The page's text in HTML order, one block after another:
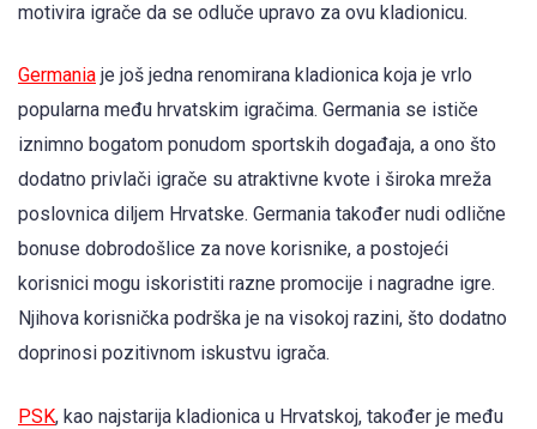
motivira igrače da se odluče upravo za ovu kladionicu.
Germania je još jedna renomirana kladionica koja je vrlo
popularna među hrvatskim igračima. Germania se ističe
iznimno bogatom ponudom sportskih događaja, a ono što
dodatno privlači igrače su atraktivne kvote i široka mreža
poslovnica diljem Hrvatske. Germania također nudi odlične
bonuse dobrodošlice za nove korisnike, a postojeći
korisnici mogu iskoristiti razne promocije i nagradne igre.
Njihova korisnička podrška je na visokoj razini, što dodatno
doprinosi pozitivnom iskustvu igrača.
PSK, kao najstarija kladionica u Hrvatskoj, također je među